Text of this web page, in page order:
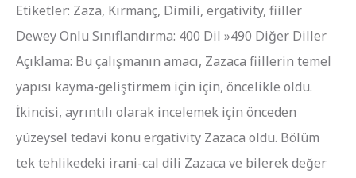
Etiketler: Zaza, Kırmanç, Dimili, ergativity, fiiller
Dewey Onlu Sınıflandırma: 400 Dil »490 Diğer Diller
Açıklama: Bu çalışmanın amacı, Zazaca fiillerin temel
yapısı kayma-geliştirmem için için, öncelikle oldu.
İkincisi, ayrıntılı olarak incelemek için önceden
yüzeysel tedavi konu ergativity Zazaca oldu. Bölüm
tek tehlikedeki irani-cal dili Zazaca ve bilerek değer